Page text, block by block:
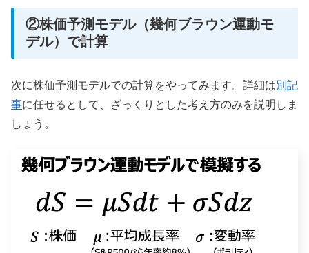
②株価予測モデル（幾何ブラウン運動モ
デル）で計算
次に株価予測モデルでの計算をやってみます。詳細は別記
事に任せるとして、ざっくりとした考え方のみを説明しま
しょう。